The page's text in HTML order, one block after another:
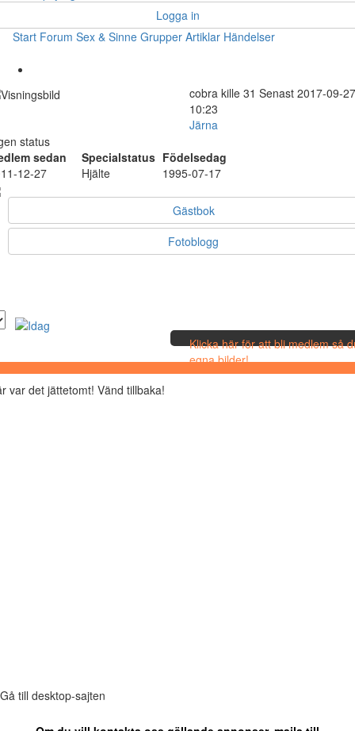
Logga in
Start Forum Sex & Sinne Grupper Artiklar Händelser
cobra kille 31 Senast 2017-09-27
10:23
Järna
status
sedan
Specialstatus Födelsedag
12-27
Hjälte 1995-07-17
Gästbok
Fotoblogg
Klicka här för att bli medlem så
egna bilder!
var det jättetomt! Vänd tillbaka!
Gå till desktop-sajten